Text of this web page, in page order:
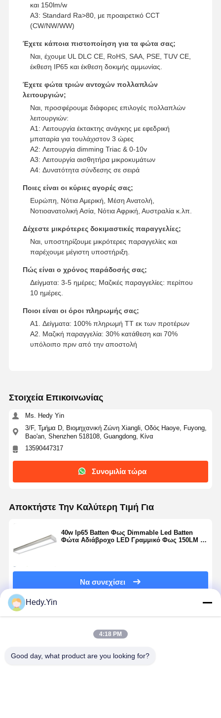
και 150lm/w
A3: Standard Ra>80, με προαιρετικό CCT
(CW/NW/WW)
Έχετε κάποια πιστοποίηση για τα φώτα σας;
Ναι, έχουμε UL DLC CE, RoHS, SAA, PSE, TUV CE,
έκθεση IP65 και έκθεση δοκιμής αμμωνίας.
Έχετε φώτα τριών αντοχών πολλαπλών
λειτουργιών;
Ναι, προσφέρουμε διάφορες επιλογές πολλαπλών
λειτουργιών:
A1: Λειτουργία έκτακτης ανάγκης με εφεδρική
μπαταρία για τουλάχιστον 3 ώρες
A2: Λειτουργία dimming Triac & 0-10v
A3: Λειτουργία αισθητήρα μικροκυμάτων
A4: Δυνατότητα σύνδεσης σε σειρά
Ποιες είναι οι κύριες αγορές σας;
Ευρώπη, Νότια Αμερική, Μέση Ανατολή,
Νοτιοανατολική Ασία, Νότια Αφρική, Αυστραλία κ.λπ.
Δέχεστε μικρότερες δοκιμαστικές παραγγελίες;
Ναι, υποστηρίζουμε μικρότερες παραγγελίες και
παρέχουμε μέγιστη υποστήριξη.
Πώς είναι ο χρόνος παράδοσής σας;
Δείγματα: 3-5 ημέρες; Μαζικές παραγγελίες: περίπου
10 ημέρες.
Ποιοι είναι οι όροι πληρωμής σας;
A1. Δείγματα: 100% πληρωμή TT εκ των προτέρων
A2. Μαζική παραγγελία: 30% κατάθεση και 70%
υπόλοιπο πριν από την αποστολή
Στοιχεία Επικοινωνίας
Ms. Hedy Yin
3/F, Τμήμα D, Βιομηχανική Ζώνη Xiangli, Οδός Haoye, Fuyong,
Bao'an, Shenzhen 518108, Guangdong, Κίνα
13590447317
Συνομιλία τώρα
Αποκτήστε Την Καλύτερη Τιμή Για
40w Ip65 Batten Φως Dimmable Led Batten
Φώτα Αδιάβροχο LED Γραμμικό Φως 150LM /
Να συνεχίσει
Συνιστώμενα Προϊόντα
Hedy.Yin
4:18 PM
Good day, what product are you looking for?